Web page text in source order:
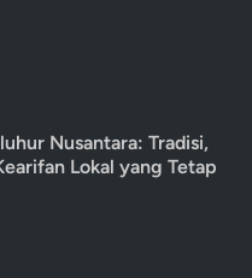
Nusantara: Tradisi,
Lokal yang Tetap